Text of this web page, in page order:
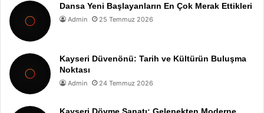
Dansa Yeni Başlayanların En Çok Merak Ettikleri
Admin 25 Temmuz 2026
Kayseri Düvenönü: Tarih ve Kültürün Buluşma
Noktası
Admin 24 Temmuz 2026